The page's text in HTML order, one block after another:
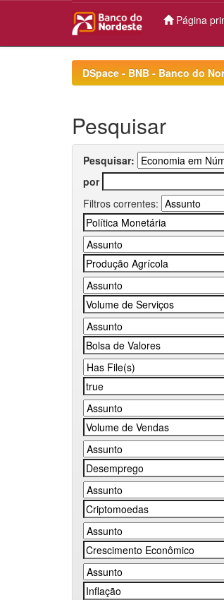
Página
DSpace - BNB - Banco do
Pesquisar
Pesquisar:
por
Filtros correntes: